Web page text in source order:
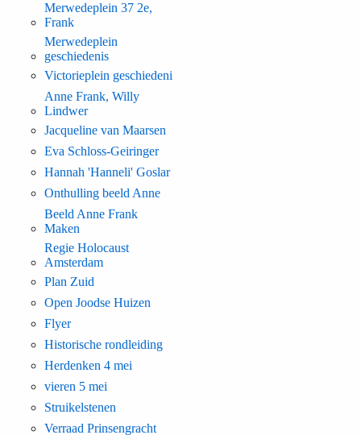
Merwedeplein 37 2e,
Frank
Merwedeplein
geschiedenis
Victorieplein geschiedeni
Anne Frank, Willy
Lindwer
Jacqueline van Maarsen
Eva Schloss-Geiringer
Hannah 'Hanneli' Goslar
Onthulling beeld Anne
Beeld Anne Frank
Maken
Regie Holocaust
Amsterdam
Plan Zuid
Open Joodse Huizen
Flyer
Historische rondleiding
Herdenken 4 mei
vieren 5 mei
Struikelstenen
Verraad Prinsengracht